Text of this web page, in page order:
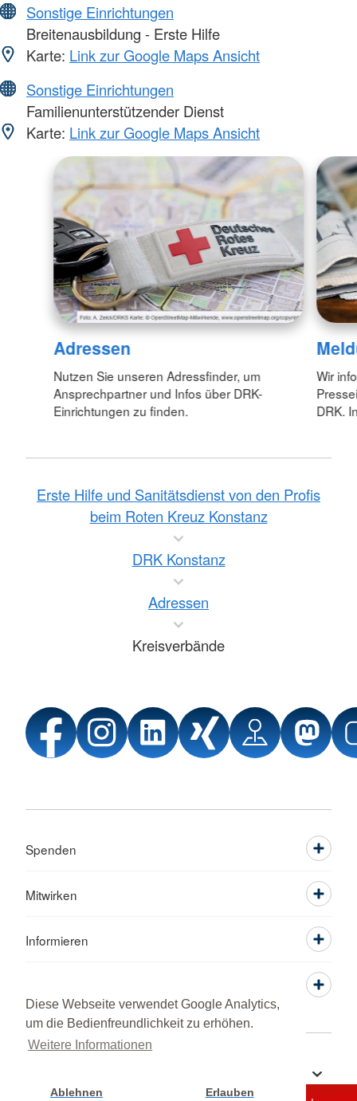
Diese Webseite verwendet Google Analytics,
um die Bedienfreundlichkeit zu erhöhen.
Weitere Informationen
Ablehnen Erlauben
Sonstige Einrichtungen
Breitenausbildung - Erste Hilfe
Karte: Link zur Google Maps Ansicht
Sonstige Einrichtungen
Familienunterstützender Dienst
Karte: Link zur Google Maps Ansicht
Adressen
Nutzen Sie unseren Adressfinder, um
Ansprechpartner und Infos über DRK-
Einrichtungen zu finden.
Wir
DRK.
Erste Hilfe und Sanitätsdienst von den Profis
beim Roten Kreuz Konstanz
DRK Konstanz
Adressen
Kreisverbände
Spenden
Mitwirken
Informieren